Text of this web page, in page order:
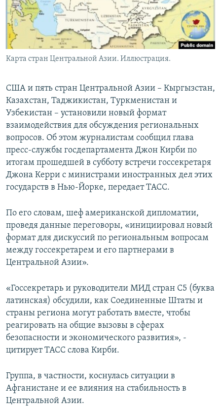
Карта стран Центральной Азии. Иллюстрация.
США и пять стран Центральной Азии – Кыргызстан,
Казахстан, Таджикистан, Туркменистан и
Узбекистан – установили новый формат
взаимодействия для обсуждения региональных
вопросов. Об этом журналистам сообщил глава
пресс-службы госдепартамента Джон Кирби по
итогам прошедшей в субботу встречи госсекретаря
Джона Керри с министрами иностранных дел этих
государств в Нью-Йорке, передает ТАСС.
По его словам, шеф американской дипломатии,
проведя данные переговоры, «инициировал новый
формат для дискуссий по региональным вопросам
между госсекретарем и его партнерами в
Центральной Азии».
«Госсекретарь и руководители МИД стран С5 (буква
латинская) обсудили, как Соединенные Штаты и
страны региона могут работать вместе, чтобы
реагировать на общие вызовы в сферах
безопасности и экономического развития», -
цитирует ТАСС слова Кирби.
Группа, в частности, коснулась ситуации в
Афганистане и ее влияния на стабильность в
Центральной Азии.